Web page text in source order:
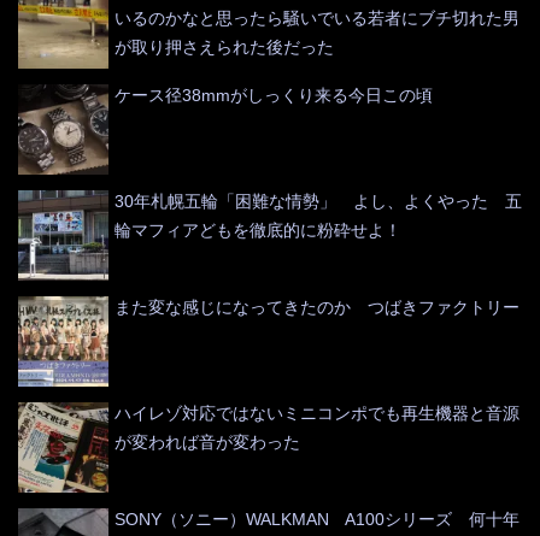
いるのかなと思ったら騒いでいる若者にブチ切れた男
が取り押さえられた後だった
ケース径38mmがしっくり来る今日この頃
30年札幌五輪「困難な情勢」 よし、よくやった 五
輪マフィアどもを徹底的に粉砕せよ！
また変な感じになってきたのか つばきファクトリー
ハイレゾ対応ではないミニコンポでも再生機器と音源
が変われば音が変わった
SONY（ソニー）WALKMAN A100シリーズ 何十年